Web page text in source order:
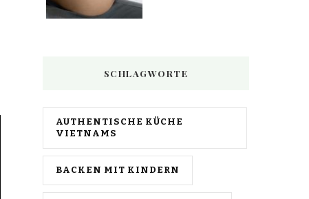
SCHLAGWORTE
AUTHENTISCHE KÜCHE
VIETNAMS
BACKEN MIT KINDERN